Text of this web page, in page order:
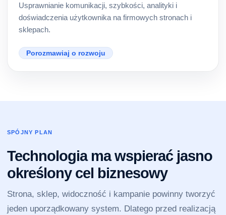
Usprawnianie komunikacji, szybkości, analityki i
doświadczenia użytkownika na firmowych stronach i
sklepach.
Porozmawiaj o rozwoju
SPÓJNY PLAN
Technologia ma wspierać jasno
określony cel biznesowy
Strona, sklep, widoczność i kampanie powinny tworzyć
jeden uporządkowany system. Dlatego przed realizacją